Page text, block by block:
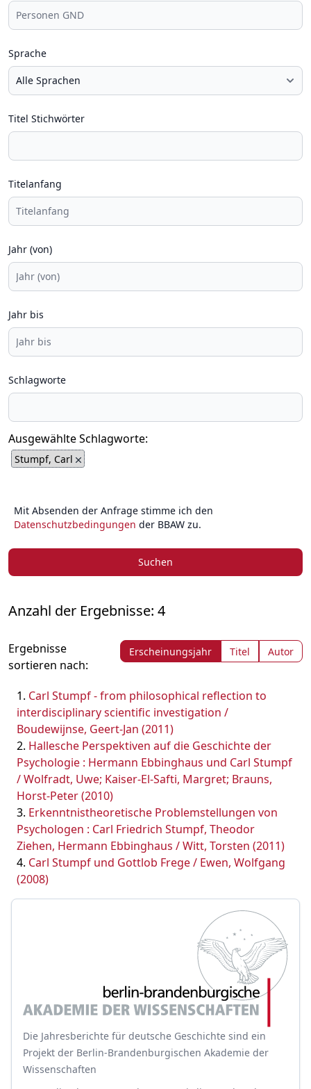
Sprache
Titel Stichwörter
Titelanfang
Jahr (von)
Jahr bis
Schlagworte
Ausgewählte Schlagworte:
Stumpf, Carl
Mit Absenden der Anfrage stimme ich den
Datenschutzbedingungen der BBAW zu.
Suchen
Anzahl der Ergebnisse: 4
Ergebnisse
sortieren nach:
Erscheinungsjahr Titel Autor
Carl Stumpf - from philosophical reflection to
interdisciplinary scientific investigation /
Boudewijnse, Geert-Jan (2011)
Hallesche Perspektiven auf die Geschichte der
Psychologie : Hermann Ebbinghaus und Carl Stumpf
/ Wolfradt, Uwe; Kaiser-El-Safti, Margret; Brauns,
Horst-Peter (2010)
Erkenntnistheoretische Problemstellungen von
Psychologen : Carl Friedrich Stumpf, Theodor
Ziehen, Hermann Ebbinghaus / Witt, Torsten (2011)
Carl Stumpf und Gottlob Frege / Ewen, Wolfgang
(2008)
Die Jahresberichte für deutsche Geschichte sind ein
Projekt der Berlin-Brandenburgischen Akademie der
Wissenschaften